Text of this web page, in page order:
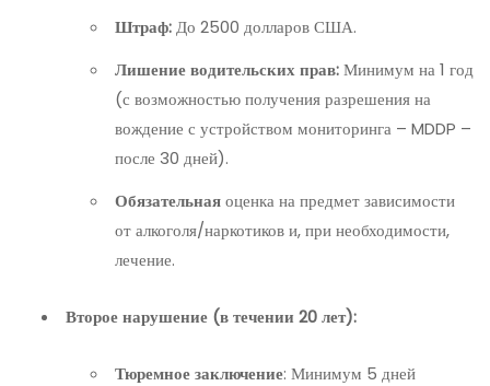
Штраф:До 2500 долларов США.
Лишение водительских прав:Минимум на 1 год
(с возможностью получения разрешения на
вождение с устройством мониторинга – MDDP –
после 30 дней).
Обязательнаяоценка на предмет зависимости
от алкоголя/наркотиков и, при необходимости,
лечение.
Второе нарушение (в течении 20 лет):
Тюремное заключение: Минимум 5 дней